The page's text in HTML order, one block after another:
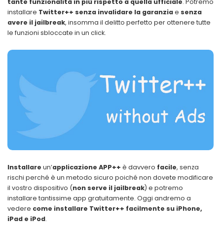
tante funzionalità in più rispetto a quella ufficiale. Potremo
installare Twitter++ senza invalidare la garanziae senza
avere il jailbreak, insomma il delitto perfetto per ottenere tutte
le funzioni sbloccate in un click.
Installare un’applicazione APP++ è davvero facile, senza
rischi perché è un metodo sicuro poiché non dovete modificare
il vostro dispositivo (non serve il jailbreak) e potremo
installare tantissime app gratuitamente. Oggi andremo a
vedere come installare Twitter++ facilmente su iPhone,
iPad e iPod.